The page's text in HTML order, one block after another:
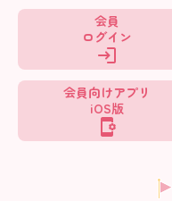
会員
ログイン
会員向けアプリ
iOS版